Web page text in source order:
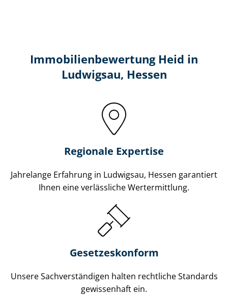
Immobilien­bewertung Heid in
Ludwigsau, Hessen
Regionale Expertise
Jahrelange Erfahrung in Ludwigsau, Hessen garantiert
Ihnen eine verlässliche Wertermittlung.
Gesetzes­konform
Unsere Sach­ver­stän­di­gen halten rechtliche Standards
gewissenhaft ein.